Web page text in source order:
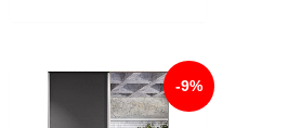
294,00 Kč.
-9%